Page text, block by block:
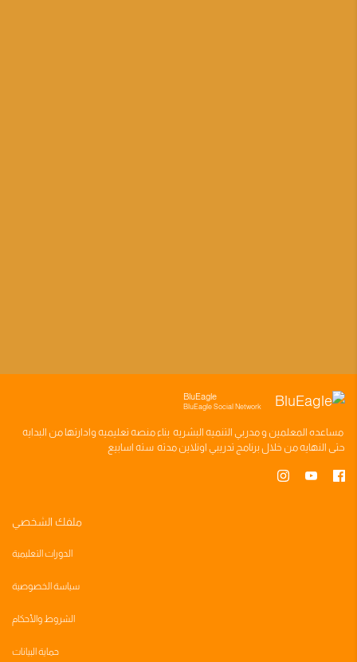
BluEagle
BluEagle Social Network
مساعده المعلمين ومدربي التنميه البشريه بناءمنصه تعليميه وادارتها من البدايه
حتى النهايه من خلال برنامج تدريبي اونلاين مدته سته اسابيع
ملفك الشخصي
الدورات التعليمية
سياسة الخصوصية
الشروط والأحكام
حماية البيانات